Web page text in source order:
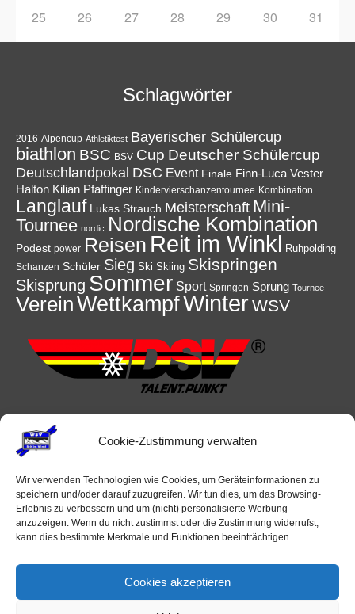
Cookie-Zustimmung verwalten
Wir verwenden Technologien wie Cookies, um Geräteinformationen zu
speichern und/oder darauf zuzugreifen. Wir tun dies, um das Browsing-
Erlebnis zu verbessern und um (nicht) personalisierte Werbung
anzuzeigen. Wenn du nicht zustimmst oder die Zustimmung widerrufst,
kann dies bestimmte Merkmale und Funktionen beeinträchtigen.
Cookies akzeptieren
25 26 27 28 29 30 31
Schlagwörter
2016 Alpencup Athletiktest Bayerischer Schülercup
biathlon BSC BSV Cup Deutscher Schülercup
Deutschlandpokal DSC Event Finale Finn-Luca Vester
Halton Kilian Pfaffinger Kindervierschanzentournee Kombination
Langlauf Lukas Strauch Meisterschaft Mini-
Tournee nordic Nordische Kombination
Podest power Reisen Reit im Winkl Ruhpolding
Schanzen Schüler Sieg Ski Skiing Skispringen
Skisprung Sommer Sport Springen Sprung Tournee
VereinWettkampfWinterWSV
Veranstaltungen